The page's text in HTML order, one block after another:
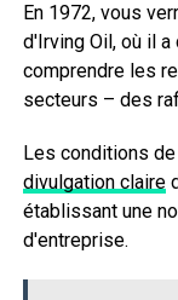
En 1972, vous
d'Irving Oil, où il
comprendre les
secteurs – des
Les conditions
divulgation claire
établissant une
d'entreprise.